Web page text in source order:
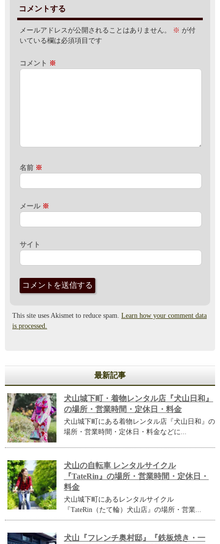
コメントする
メールアドレスが公開されることはありません。 ※ が付
いている欄は必須項目です
コメント ※
名前 ※
メール ※
サイト
This site uses Akismet to reduce spam. Learn how your comment data
is processed.
最新記事
犬山城下町・着物レンタル店『犬山日和』
の場所・営業時間・定休日・料金
犬山城下町にある着物レンタル店『犬山日和』の
場所・営業時間・定休日・料金などに...
犬山の自転車 レンタルサイクル
『TateRin』の場所・営業時間・定休日・
料金
犬山城下町にあるレンタルサイクル
『TateRin（たて輪）犬山店』の場所・営業...
犬山『フレンチ奥村邸』『鉄板焼き・一